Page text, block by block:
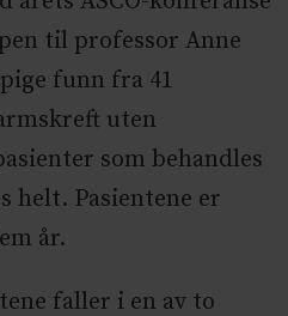
til professor Anne
funn fra 41
uten
som behandles
helt. Pasientene er
år.
faller i en av to